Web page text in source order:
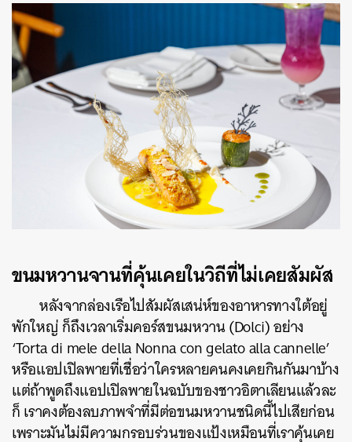
ขนมหวานจานที่คุ้นเคยในวิถีที่ไม่เคยสัมผัส
หลังจากล่องเรือไปสัมผัสเสน่ห์ของอาหารทางใต้อยู่
พักใหญ่ ก็ถึงเวลาเริ่มคอร์สขนมหวาน (Dolci) อย่าง
‘Torta di mele della Nonna con gelato alla cannelle’
หรือแอปเปิลพายที่เชื่อว่าใครหลายคนคงเคยกินกันมาบ้าง
แต่ถ้าพูดถึงแอปเปิลพายในฉบับของชาวอิตาเลียนแล้วละ
ก็ เราคงต้องลบภาพจำที่มีต่อขนมหวานชนิดนี้ไปเสียก่อน
เพราะมันไม่มีความกรอบร่วนของแป้งเหมือนที่เราคุ้นเคย